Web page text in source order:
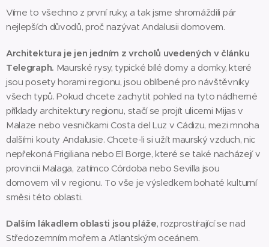
Víme to všechno z první ruky, a tak jsme shromáždili pár
nejlepších důvodů, proč nazývat Andalusii domovem.
Architektura je jen jedním z vrcholů uvedených v článku
Telegraph. Maurské rysy, typické bílé domy a domky, které
jsou posety horami regionu, jsou oblíbené pro návštěvníky
všech typů. Pokud chcete zachytit pohled na tyto nádherné
příklady architektury regionu, stačí se projít ulicemi Mijas v
Malaze nebo vesničkami Costa del Luz v Cádizu, mezi mnoha
dalšími kouty Andalusie. Chcete-li si užít maurský vzduch, nic
nepřekoná Frigiliana nebo El Borge, které se také nacházejí v
provincii Malaga, zatímco Córdoba nebo Sevilla jsou
domovem vil v regionu. To vše je výsledkem bohaté kulturní
směsi této oblasti.
Dalším lákadlem oblasti jsou pláže, rozprostírající se nad
Středozemním mořem a Atlantským oceánem.